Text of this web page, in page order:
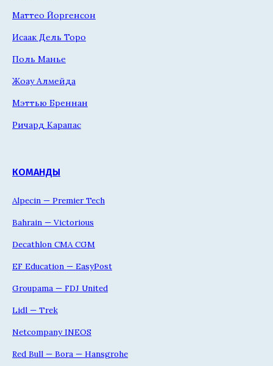
Маттео Йоргенсон
Исаак Дель Торо
Поль Манье
Жоау Алмейда
Мэттью Бреннан
Ричард Карапас
КОМАНДЫ
Alpecin — Premier Tech
Bahrain — Victorious
Decathlon CMA CGM
EF Education — EasyPost
Groupama — FDJ United
Lidl — Trek
Netcompany INEOS
Red Bull — Bora — Hansgrohe